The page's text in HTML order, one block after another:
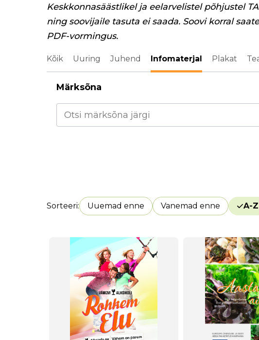
Keskkonnasäästlikel ja eelarvelistel põhjustel
ning soovijaile tasuta ei saada. Soovi korral
PDF-vormingus.
Kõik Uuring Juhend Infomaterjal Plakat
Märksõna
Sorteeri Uuemad enne Vanemad enne A-Z